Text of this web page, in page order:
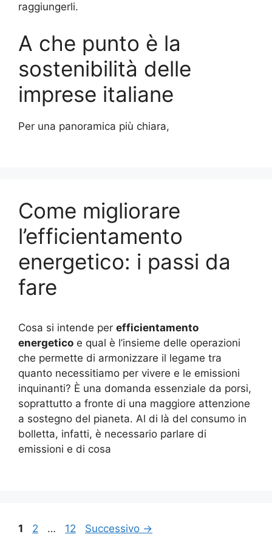
raggiungerli.
A che punto è la
sostenibilità delle
imprese italiane
Per una panoramica più chiara,
Come migliorare
l’efficientamento
energetico: i passi da
fare
Cosa si intende per efficientamento
energetico e qual è l’insieme delle operazioni
che permette di armonizzare il legame tra
quanto necessitiamo per vivere e le emissioni
inquinanti? È una domanda essenziale da porsi,
soprattutto a fronte di una maggiore attenzione
a sostegno del pianeta. Al di là del consumo in
bolletta, infatti, è necessario parlare di
emissioni e di cosa
Pagina
1 Pagina
2 … Pagina
12 Successivo →